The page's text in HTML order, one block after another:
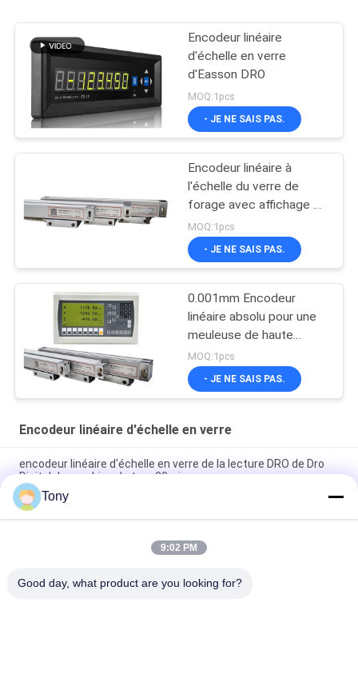
Encodeur linéaire
d'échelle en verre
d'Easson DRO
MOQ:1pcs
- JE NE SAIS PAS.
Encodeur linéaire à
l'échelle du verre de
forage avec affichage de
lecture numérique
MOQ:1pcs
- JE NE SAIS PAS.
0.001mm Encodeur
linéaire absolu pour une
meuleuse de haute
précision
MOQ:1pcs
- JE NE SAIS PAS.
Encodeur linéaire d'échelle en verre
encodeur linéaire d'échelle en verre de la lecture DRO de Dro
Digital de machine du tour 20micron
Encodeur linéaire en verre optique d'échelle de mesure de Dro
de l'échelle VS20 en verre
1300-3000 grande échelle linéaire de fraisage d'Easson
Tony
9:02 PM
Good day, what product are you looking for?